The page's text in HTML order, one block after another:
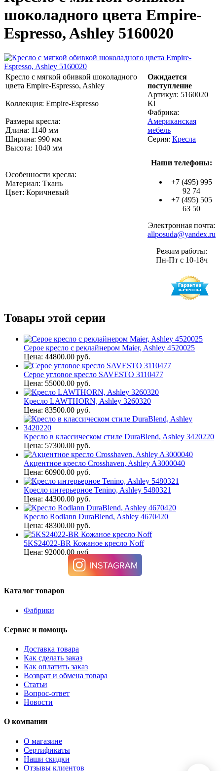
шоколадного цвета Empire-
Espresso, Ashley 5160020
Кресло с мягкой обивкой шоколадного
цвета Empire-Espresso, Ashley
Коллекция: Empire-Espresso
Размеры кресла:
Длина: 1140 мм
Ширина: 990 мм
Высота: 1040 мм
Особенности кресла:
Материал: Ткань
Цвет: Коричневый
Ожидается
поступление
Артикул: 5160020
Kl
Фабрика:
Американская
мебель
Серия: Кресла
Наши телефоны:
+7 (495) 995
92 74
+7 (495) 505
63 50
Электронная почта:
allposuda@yandex.ru
Режим работы:
Пн-Пт с 10-18ч
Товары этой серии
Серое кресло с реклайнером Maier, Ashley 4520025
Цена: 44800.00 руб.
Серое угловое кресло SAVESTO 3110477
Цена: 55000.00 руб.
Кресло LAWTHORN, Ashley 3260320
Цена: 83500.00 руб.
Кресло в классическом стиле DuraBlend, Ashley 3420220
Цена: 57300.00 руб.
Акцентное кресло Crosshaven, Ashley A3000040
Цена: 60900.00 руб.
Кресло интерьерное Tenino, Ashley 5480321
Цена: 44300.00 руб.
Кресло Rodlann DuraBlend, Ashley 4670420
Цена: 48300.00 руб.
5KS24022-BR Кожаное кресло Noff
Цена: 92000.00 руб.
Каталог товаров
Фабрики
Сервис и помощь
Доставка товара
Как сделать заказ
Как оплатить заказ
Возврат и обмена товара
Статьи
Вопрос-ответ
Новости
О компании
О магазине
Сертификаты
Наши скидки
Отзывы клиентов